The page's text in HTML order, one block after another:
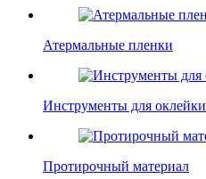
Атермальные пленки
Инструменты для оклейки
Протирочный материал